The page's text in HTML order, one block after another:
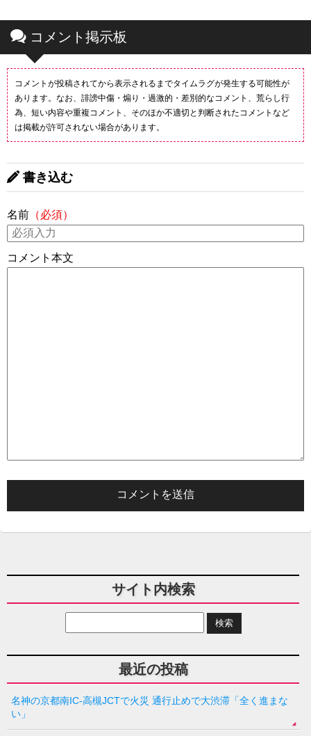
コメント掲示板
コメントが投稿されてから表示されるまでタイムラグが発生する可能性が
あります。なお、誹謗中傷・煽り・過激的・差別的なコメント、荒らし行
為、短い内容や重複コメント、そのほか不適切と判断されたコメントなど
は掲載が許可されない場合があります。
書き込む
名前 （必須）
コメント本文
サイト内検索
最近の投稿
名神の京都南IC-高槻JCTで火災 通行止めで大渋滞「全く進まな
い」